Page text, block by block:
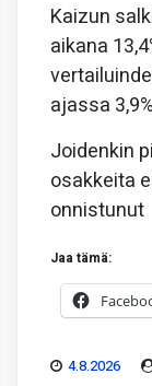
Kaizun
aikana
ajassa
Joidenkin
osakkeita
onnistunut
Jaa tämä:
4.8.2026